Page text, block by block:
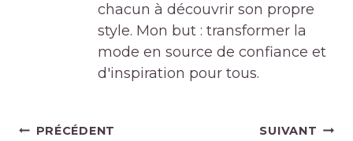
chacun à découvrir son propre
style. Mon but : transformer la
mode en source de confiance et
d'inspiration pour tous.
Navigation
PRÉCÉDENT SUIVANT